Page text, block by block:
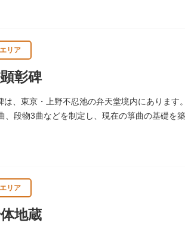
リア
彰碑
は、東京・上野不忍池の弁天堂境内にありま
、段物3曲などを制定し、現在の箏曲の基礎を
リア
地蔵